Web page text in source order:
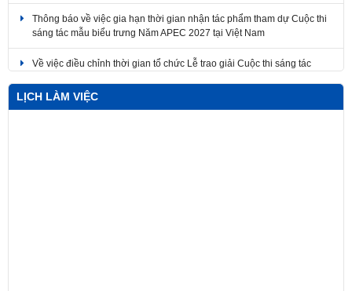
Thông báo về việc gia hạn thời gian nhận tác phẩm tham dự Cuộc thi
sáng tác mẫu biểu trưng Năm APEC 2027 tại Việt Nam
Về việc điều chỉnh thời gian tổ chức Lễ trao giải Cuộc thi sáng tác
Logo, Ca khúc và Ảnh nghệ thuật và Triển lãm các tác phẩm nghệ
LỊCH LÀM VIỆC